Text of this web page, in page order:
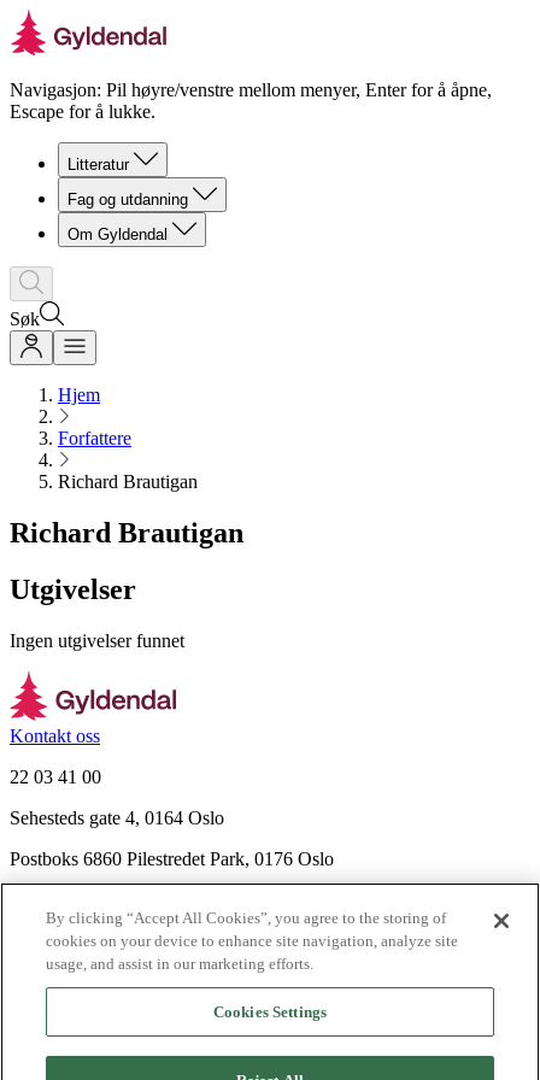
Navigasjon: Pil høyre/venstre mellom menyer, Enter for å åpne,
Escape for å lukke.
Litteratur
Fag og utdanning
Om Gyldendal
Søk
Hjem
Forfattere
Richard Brautigan
Richard Brautigan
Utgivelser
Ingen utgivelser funnet
Kontakt oss
22 03 41 00
Sehesteds gate 4, 0164 Oslo
Postboks 6860 Pilestredet Park, 0176 Oslo
Nyhetsbrev
Ledige stillinger
Send inn manus
By clicking “Accept All Cookies”, you agree to the storing of
cookies on your device to enhance site navigation, analyze site
usage, and assist in our marketing efforts.
Cookies Settings